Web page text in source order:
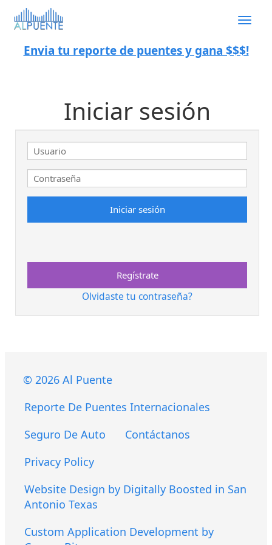
Envia tu reporte de puentes y gana $$$!
Iniciar sesión
Iniciar sesión
Regístrate
Olvidaste tu contraseña?
© 2026 Al Puente
Reporte De Puentes Internacionales
Seguro De Auto
Contáctanos
Privacy Policy
Website Design by Digitally Boosted in San
Antonio Texas
Custom Application Development by